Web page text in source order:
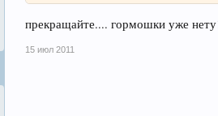
прекращайте.... гормошки уже
15 июл 2011